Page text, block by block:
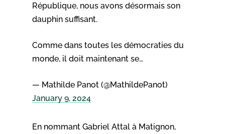
République, nous avons désormais son
dauphin suffisant.
Comme dans toutes les démocraties du
monde, il doit maintenant se…
— Mathilde Panot (@MathildePanot)
January 9, 2024
En nommant Gabriel Attal à Matignon,